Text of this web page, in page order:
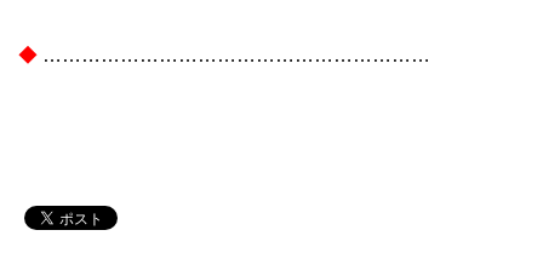
◆ ……………………………………………………